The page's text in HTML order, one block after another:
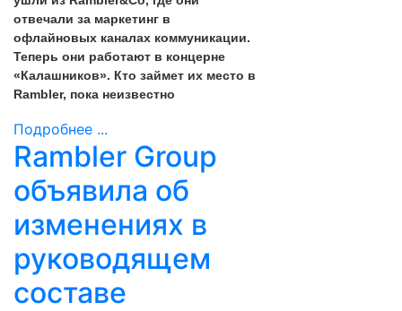
отвечали за маркетинг в
офлайновых каналах коммуникации.
Теперь они работают в концерне
«Калашников». Кто займет их место в
Rambler, пока неизвестно
Подробнее ...
Rambler Group
объявила об
изменениях в
руководящем
составе